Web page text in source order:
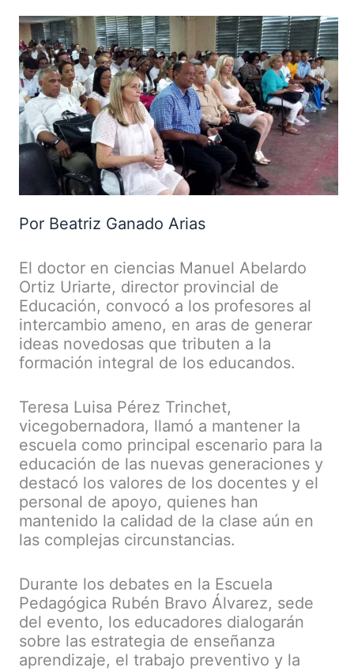
Por Beatriz Ganado Arias
El doctor en ciencias Manuel Abelardo
Ortiz Uriarte, director provincial de
Educación, convocó a los profesores al
intercambio ameno, en aras de generar
ideas novedosas que tributen a la
formación integral de los educandos.
Teresa Luisa Pérez Trinchet,
vicegobernadora, llamó a mantener la
escuela como principal escenario para la
educación de las nuevas generaciones y
destacó los valores de los docentes y el
personal de apoyo, quienes han
mantenido la calidad de la clase aún en
las complejas circunstancias.
Durante los debates en la Escuela
Pedagógica Rubén Bravo Álvarez, sede
del evento, los educadores dialogarán
sobre las estrategia de enseñanza
aprendizaje, el trabajo preventivo y la